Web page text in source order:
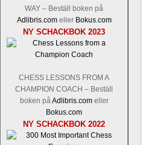
WAY – Beställ boken på
Adlibris.comeller Bokus.com
NY SCHACKBOK 2023
CHESS LESSONS FROM A
CHAMPION COACH – Beställ
boken påAdlibris.comeller
Bokus.com
NY SCHACKBOK 2022